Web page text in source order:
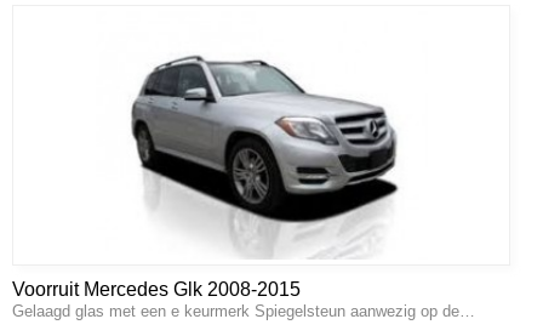
Voorruit Mercedes Glk 2008-2015
Gelaagd glas met een e keurmerk Spiegelsteun aanwezig op de…